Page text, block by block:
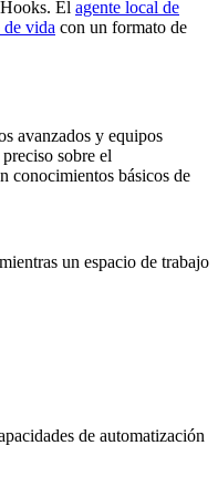
El agente local de
vida con un formato de
avanzados y equipos
sobre el
conocimientos básicos de
un espacio de trabajo
de automatización